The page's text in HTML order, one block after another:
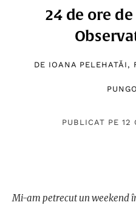
24 de ore
DE IOANA PELEHATĂI ,
PUBLICAT PE 12
Mi-am petrecut un weekend